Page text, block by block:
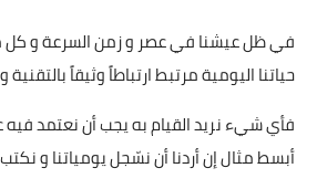
في ظل عيشنا في عصر و زمن السرعة و
حياتنا اليومية مرتبط ارتباطاً وثيقاً
فأي شيء نريد القيام به يجب أن نعتمد فيه
أبسط مثال إن أردنا أن نسّجل يومياتنا و